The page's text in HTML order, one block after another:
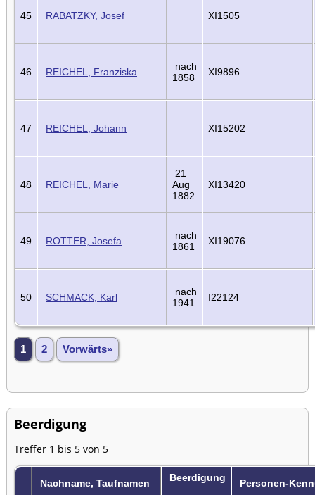
45 RABATZKY, Josef XI1505
46 REICHEL, Franziska
nach
1858
XI9896
47 REICHEL, Johann XI15202
48 REICHEL, Marie
21
Aug
1882
XI13420
49 ROTTER, Josefa
nach
1861
XI19076
50 SCHMACK, Karl
nach
1941
I22124
1 2 Vorwärts»
Beerdigung
Treffer 1 bis 5 von 5
Nachname, Taufnamen Beerdigung Personen-